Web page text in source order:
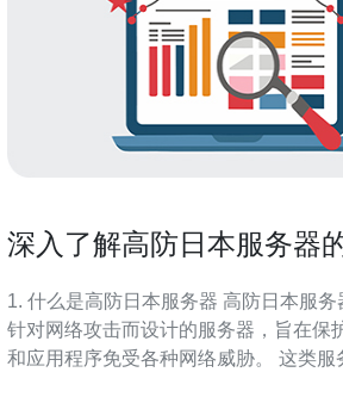
深入了解高防日本服务器
1. 什么是高防日本服务器 高防日本服务器是一种专门
针对网络攻击而设计的服务器，旨在保
和应用程序免受各种网络威胁。 这类服务器通常配备